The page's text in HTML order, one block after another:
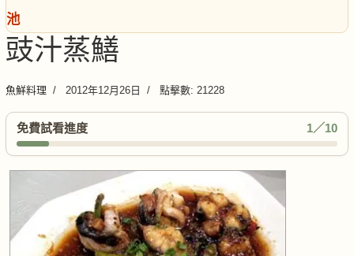
池
豉汁蒸鱔
魚鮮料理 2012年12月26日 點擊數: 21228
免費試看進度 1／10